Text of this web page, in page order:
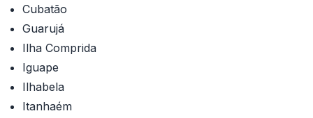
Cubatão
Guarujá
Ilha Comprida
Iguape
Ilhabela
Itanhaém